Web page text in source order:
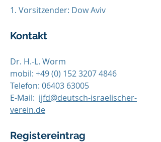
1. Vorsitzender: Dow Aviv
Kontakt
Dr. H.-L. Worm
mobil: +49 (0) 152 3207 4846
Telefon: 06403 63005
E-Mail: ijfd@deutsch-israelischer-
verein.de
Registereintrag